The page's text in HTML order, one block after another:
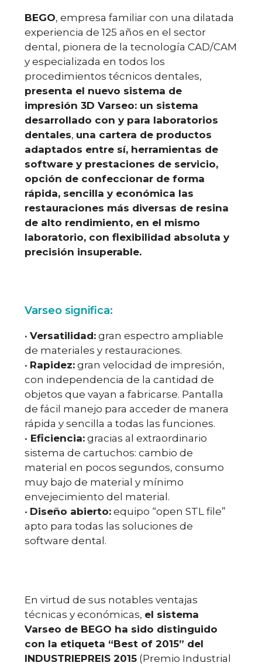
BEGO, empresa familiar con una dilatada
experiencia de 125 años en el sector
dental, pionera de la tecnología CAD/CAM
y especializada en todos los
procedimientos técnicos dentales,
presenta el nuevo sistema de
impresión 3D Varseo: un sistema
desarrollado con y para laboratorios
dentales, una cartera de productos
adaptados entre sí, herramientas de
software y prestaciones de servicio,
opción de confeccionar de forma
rápida, sencilla y económica las
restauraciones más diversas de resina
de alto rendimiento, en el mismo
laboratorio, con flexibilidad absoluta y
precisión insuperable.
Varseo significa:
• Versatilidad: gran espectro ampliable
de materiales y restauraciones.
• Rapidez: gran velocidad de impresión,
con independencia de la cantidad de
objetos que vayan a fabricarse. Pantalla
de fácil manejo para acceder de manera
rápida y sencilla a todas las funciones.
• Eficiencia: gracias al extraordinario
sistema de cartuchos: cambio de
material en pocos segundos, consumo
muy bajo de material y mínimo
envejecimiento del material.
• Diseño abierto: equipo “open STL file”
apto para todas las soluciones de
software dental.
En virtud de sus notables ventajas
técnicas y económicas, el sistema
Varseo de BEGO ha sido distinguido
con la etiqueta “Best of 2015” del
INDUSTRIEPREIS 2015 (Premio Industrial